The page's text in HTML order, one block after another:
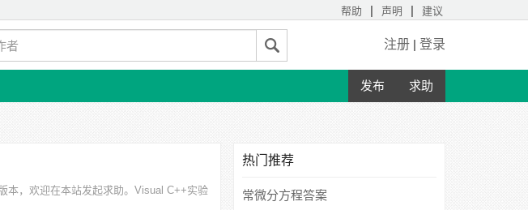
帮助 | 声明 | 建议
注册 | 登录
发布 求助
，欢迎在本站发起求助。 Visual C++实验
热门推荐
常微分方程答案